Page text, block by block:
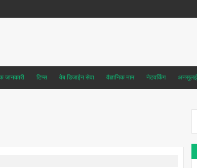
जानकारी टिप्स वेब डिजाईन सेवा वैज्ञानिक नाम नेटवर्किंग अनसुलझे